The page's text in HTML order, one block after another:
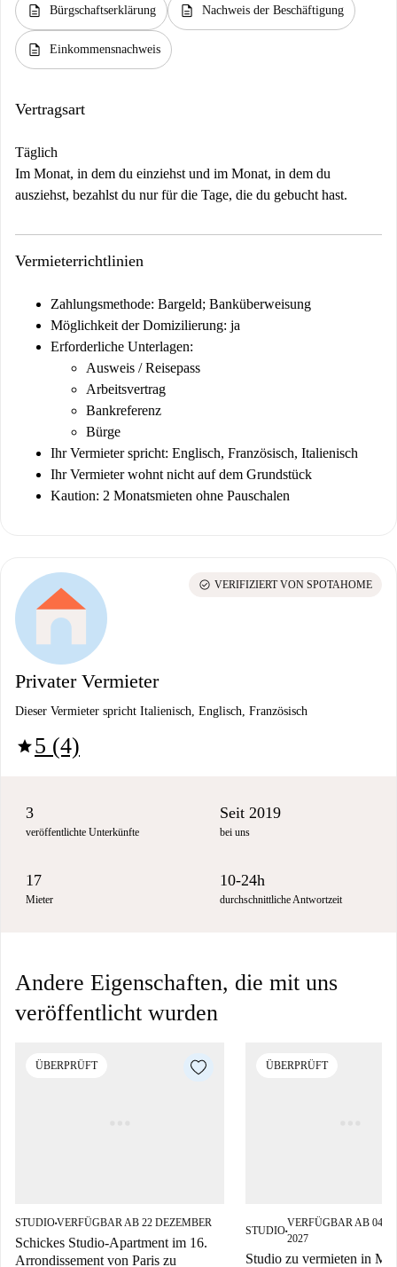
description Bürgschaftserklärung description Nachweis der Beschäftigung
description Einkommensnachweis
Vertragsart
Täglich
Im Monat, in dem du einziehst und im Monat, in dem du
ausziehst, bezahlst du nur für die Tage, die du gebucht hast.
Vermieterrichtlinien
Zahlungsmethode: Bargeld; Banküberweisung
Möglichkeit der Domizilierung: ja
Erforderliche Unterlagen:
Ausweis / Reisepass
Arbeitsvertrag
Bankreferenz
Bürge
Ihr Vermieter spricht: Englisch, Französisch, Italienisch
Ihr Vermieter wohnt nicht auf dem Grundstück
Kaution: 2 Monatsmieten ohne Pauschalen
Privater Vermieter
Dieser Vermieter spricht Italienisch, Englisch, Französisch
star5 (4)
check_circle VERIFIZIERT VON SPOTAHOME
3
veröffentlichte Unterkünfte
Seit 2019
bei uns
17
Mieter
10-24h
durchschnittliche Antwortzeit
Andere Eigenschaften, die mit uns
veröffentlicht wurden
ÜBERPRÜFT
STUDIO■VERFÜGBAR AB 22 DEZEMBER
Schickes Studio-Apartment im 16.
Arrondissement von Paris zu
ÜBERPRÜFT
STUDIO■
VERFÜGBAR AB 04
2027
Studio zu vermieten in